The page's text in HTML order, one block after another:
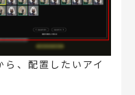
ら、配置したいアイ